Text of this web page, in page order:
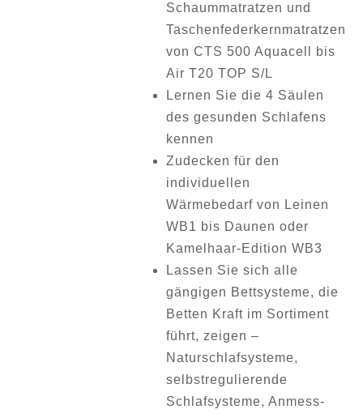
Schaummatratzen und
Taschenfederkernmatratzen
von CTS 500 Aquacell bis
Air T20 TOP S/L
Lernen Sie die 4 Säulen
des gesunden Schlafens
kennen
Zudecken für den
individuellen
Wärmebedarf von Leinen
WB1 bis Daunen oder
Kamelhaar-Edition WB3
Lassen Sie sich alle
gängigen Bettsysteme, die
Betten Kraft im Sortiment
führt, zeigen –
Naturschlafsysteme,
selbstregulierende
Schlafsysteme, Anmess-